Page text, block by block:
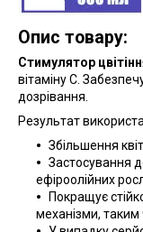
Опис товару:
Стимулятор
вітаміну С.
дозрівання.
Результат
Збільшення
Застосування
ефіроолійних
Покращує
механізми, таким